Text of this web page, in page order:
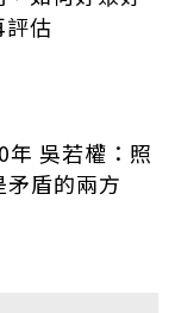
評估
年 吳若權：照
盾的兩方